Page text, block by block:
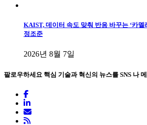
KAIST, 데이터 속도 맞춰 반응 바꾸는 ‘카
정조준
2026년 8월 7일
팔로우하세요 핵심 기술과 혁신의 뉴스를 SNS 나